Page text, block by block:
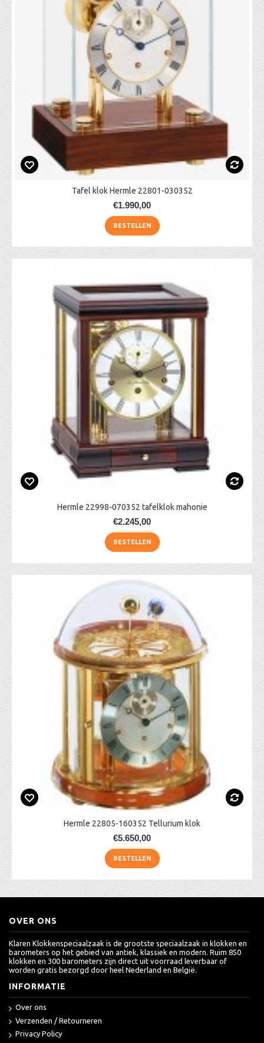
Tafel klok Hermle 22801-030352
€1.990,00
BESTELLEN
Hermle 22998-070352 tafelklok mahonie
€2.245,00
BESTELLEN
Hermle 22805-160352 Tellurium klok
€5.650,00
BESTELLEN
OVER ONS
Klaren Klokkenspeciaalzaak is de grootste speciaalzaak in klokken en
barometers op het gebied van antiek, klassiek en modern. Ruim 850
klokken en 300 barometers zijn direct uit voorraad leverbaar of
worden gratis bezorgd door heel Nederland en België.
INFORMATIE
Over ons
Verzenden / Retourneren
Privacy Policy